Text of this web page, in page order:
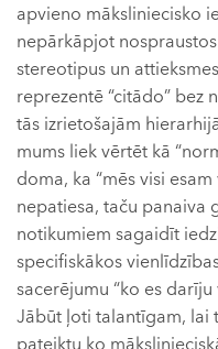
apvieno māksliniecisko
nepārkāpjot
stereotipus un
reprezentē “citādo” bez
tās izrietošajām
mums liek vērtēt kā
doma, ka “mēs visi
nepatiesa, taču panaiva
notikumiem sagaidīt
specifiskākos
sacerējumu “ko es darīju
Jābūt ļoti talantīgam, lai